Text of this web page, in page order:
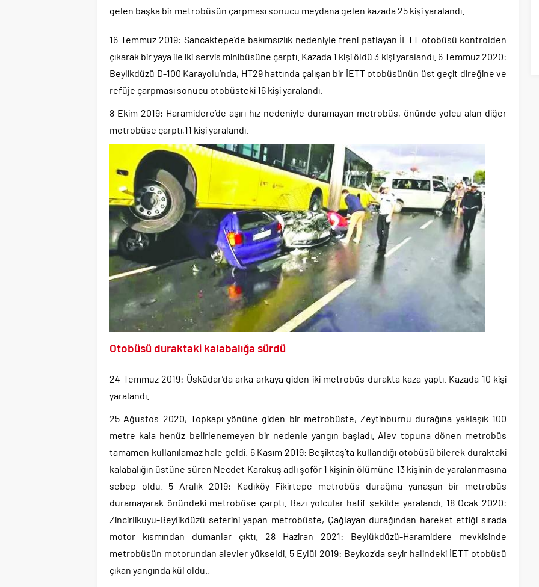
gelen başka bir metrobüsün çarpması sonucu meydana gelen kazada 25 kişi yaralandı.
16 Temmuz 2019: Sancaktepe’de bakımsızlık nedeniyle freni patlayan İETT otobüsü kontrolden
çıkarak bir yaya ile iki servis minibüsüne çarptı. Kazada 1 kişi öldü 3 kişi yaralandı. 6 Temmuz 2020:
Beylikdüzü D-100 Karayolu’nda, HT29 hattında çalışan bir İETT otobüsünün üst geçit direğine ve
refüje çarpması sonucu otobüsteki 16 kişi yaralandı.
8 Ekim 2019: Haramidere’de aşırı hız nedeniyle duramayan metrobüs, önünde yolcu alan diğer
metrobüse çarptı,11 kişi yaralandı.
Otobüsü duraktaki kalabalığa sürdü
24 Temmuz 2019: Üsküdar’da arka arkaya giden iki metrobüs durakta kaza yaptı. Kazada 10 kişi
yaralandı.
25 Ağustos 2020, Topkapı yönüne giden bir metrobüste, Zeytinburnu durağına yaklaşık 100
metre kala henüz belirlenemeyen bir nedenle yangın başladı. Alev topuna dönen metrobüs
tamamen kullanılamaz hale geldi. 6 Kasım 2019: Beşiktaş’ta kullandığı otobüsü bilerek duraktaki
kalabalığın üstüne süren Necdet Karakuş adlı şoför 1 kişinin ölümüne 13 kişinin de yaralanmasına
sebep oldu. 5 Aralık 2019: Kadıköy Fikirtepe metrobüs durağına yanaşan bir metrobüs
duramayarak önündeki metrobüse çarptı. Bazı yolcular hafif şekilde yaralandı. 18 Ocak 2020:
Zincirlikuyu-Beylikdüzü seferini yapan metrobüste, Çağlayan durağından hareket ettiği sırada
motor kısmından dumanlar çıktı. 28 Haziran 2021: Beylükdüzü-Haramidere mevkisinde
metrobüsün motorundan alevler yükseldi. 5 Eylül 2019: Beykoz’da seyir halindeki İETT otobüsü
çıkan yangında kül oldu..